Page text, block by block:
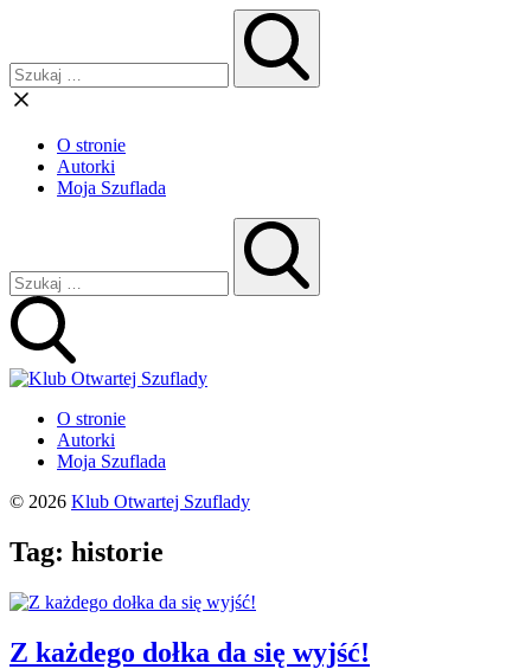
O stronie
Autorki
Moja Szuflada
O stronie
Autorki
Moja Szuflada
© 2026 Klub Otwartej Szuflady
Tag: historie
Z każdego dołka da się wyjść!